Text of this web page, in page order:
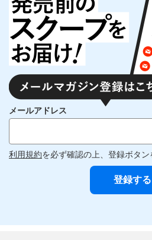
メールアドレス
利用規約を必ず確認の上、登録ボタン